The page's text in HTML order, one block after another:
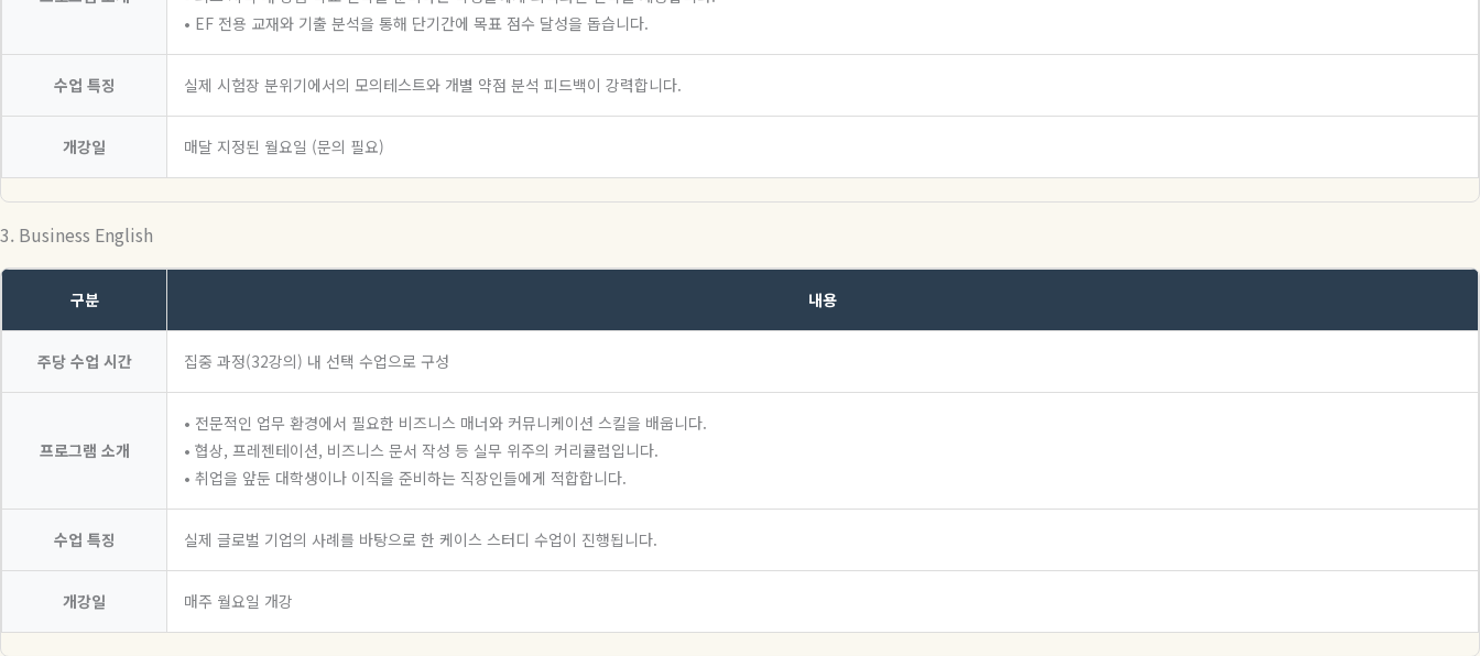
• EF 전용 교재와 기출 분석을 통해 단기간에 목표 점수 달성을 돕습니다.
수업 특징 실제 시험장 분위기에서의 모의테스트와 개별 약점 분석 피드백이 강력합니다.
개강일 매달 지정된 월요일 (문의 필요)
3. Business English
구분 내용
주당 수업 시간 집중 과정(32강의) 내 선택 수업으로 구성
프로그램 소개
• 전문적인 업무 환경에서 필요한 비즈니스 매너와 커뮤니케이션 스킬을 배웁니다.
• 협상, 프레젠테이션, 비즈니스 문서 작성 등 실무 위주의 커리큘럼입니다.
• 취업을 앞둔 대학생이나 이직을 준비하는 직장인들에게 적합합니다.
수업 특징 실제 글로벌 기업의 사례를 바탕으로 한 케이스 스터디 수업이 진행됩니다.
개강일 매주 월요일 개강